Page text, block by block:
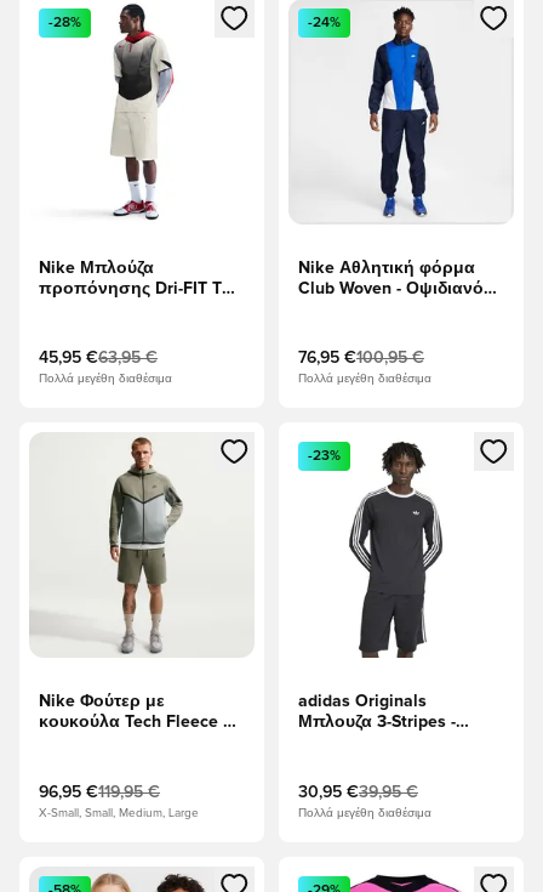
Ανοίγει ένα Modal για να συνδεθείτε ή να εγγραφείτε ως
-28%
Nike Μπλούζα
προπόνησης Dri-FIT T90
Γυμναστήριο Κόκκινο
45,95 €63,95 €
Πολλά μεγέθη διαθέσιμα
Ανοίγει ένα Modal για να
-24%
Nike Αθλητική φόρμα
Club Woven - Οψιδιανός/
76,95 €100,95 €
Πολλά μεγέθη διαθέσιμα
Ανοίγει ένα Modal για να συνδεθείτε ή να εγγραφείτε ως
Nike Φούτερ με
κουκούλα Tech Fleece FZ
ελαφρόπετρα/μαύρο
96,95 €119,95 €
X-Small, Small, Medium, Large
Ανοίγει ένα Modal για να
-23%
adidas Originals
Μπλουζα 3-Stripes -
30,95 €39,95 €
Πολλά μεγέθη διαθέσιμα
Ανοίγει ένα Modal για να συνδεθείτε ή να εγγραφείτε ως
Ανοίγει ένα Modal για να